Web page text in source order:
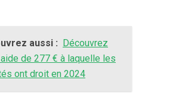
aussi :
Découvrez
de 277 € à laquelle les
ont droit en 2024